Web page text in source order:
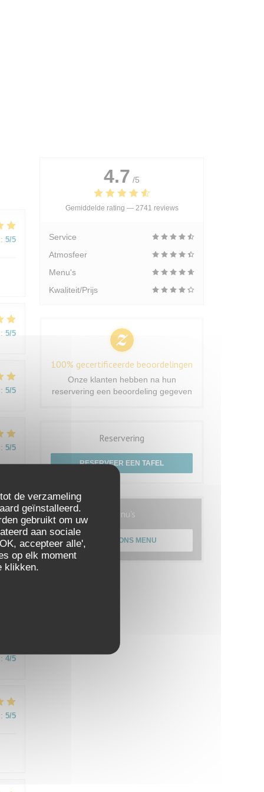
de verzameling
geïnstalleerd.
gebruikt om uw
aan sociale
accepteer alle',
op elk moment
klikken.
: 5/5
: 5/5
: 5/5
: 5/5
5/5
: 4/5
: 5/5
4.7 /5
Gemiddelde rating — 2741 reviews
Service
Atmosfeer
Menu's
Kwaliteit/Prijs
100% gecertificeerde beoordelingen
Onze klanten hebben na hun
reservering een beoordeling gegeven
Reservering
RESERVEER EEN TAFEL
Menu's
ONTDEK ONS MENU